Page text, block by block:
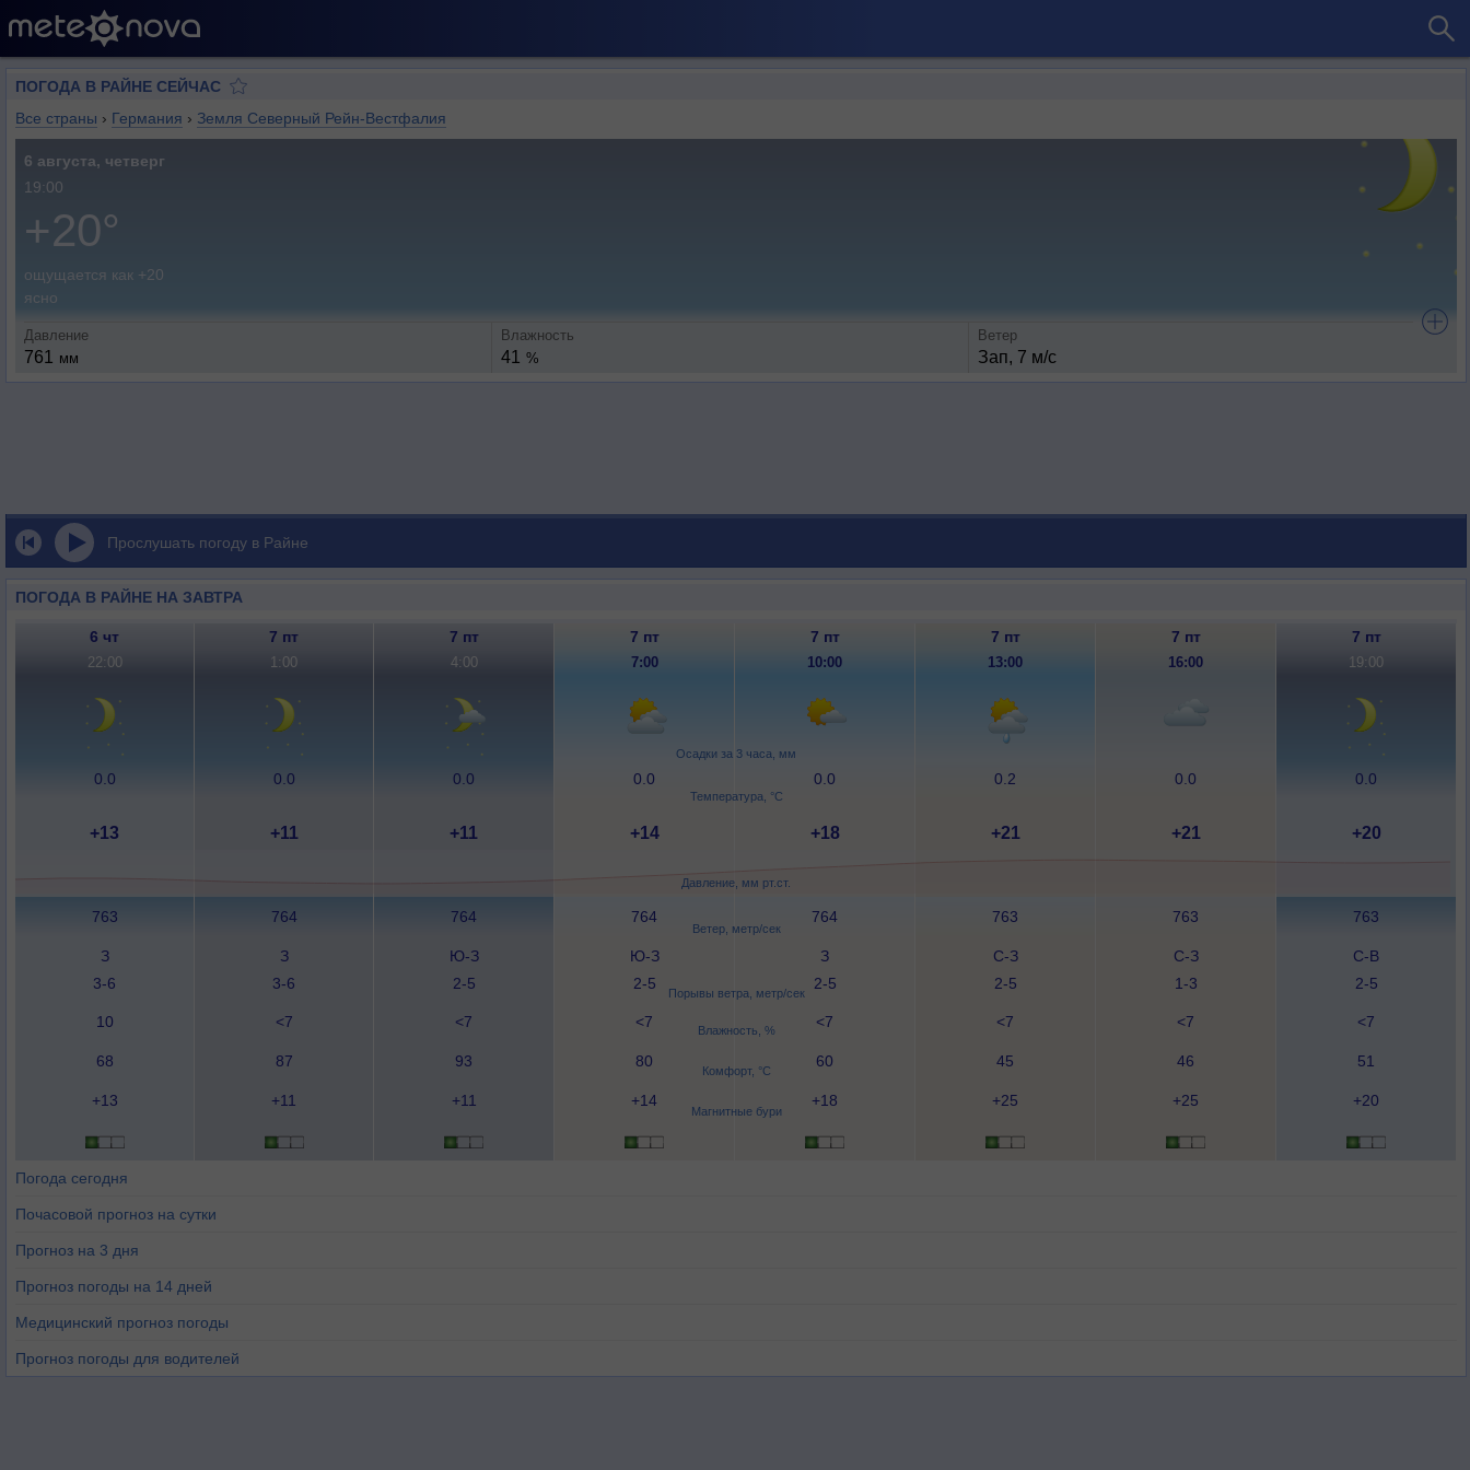
ПОГОДА В РАЙНЕ СЕЙЧАС
Все страны › Германия › Земля Северный Рейн-Вестфалия
6 августа, четверг
19:00
+20°
ощущается как +20
ясно
Давление
761 мм
Влажность
41 %
Ветер
Зап, 7 м/с
Прослушать погоду в Райне
ПОГОДА В РАЙНЕ НА ЗАВТРА
Осадки за 3 часа, мм
Температура, °C
Давление, мм рт.ст.
Ветер, метр/сек
Порывы ветра, метр/сек
Влажность, %
Комфорт, °C
Магнитные бури
6 чт 7 пт 7 пт 7 пт 7 пт 7 пт 7 пт 7 пт
22:00 1:00 4:00 7:00 10:00 13:00 16:00 19:00
0.0 0.0 0.0 0.0 0.0 0.2 0.0 0.0
+13 +11 +11 +14 +18 +21 +21 +20
763 764 764 764 764 763 763 763
З
3-6
З
3-6
Ю-З
2-5
Ю-З
2-5
З
2-5
С-З
2-5
С-З
1-3
С-В
2-5
10 <7 <7 <7 <7 <7 <7 <7
68 87 93 80 60 45 46 51
+13 +11 +11 +14 +18 +25 +25 +20
Погода сегодня
Почасовой прогноз на сутки
Прогноз на 3 дня
Прогноз погоды на 14 дней
Медицинский прогноз погоды
Прогноз погоды для водителей